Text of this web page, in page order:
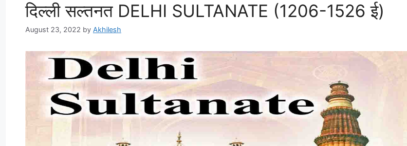
दिल्ली सल्तनत DELHI SULTANATE (1206-1526 ई)
August 23, 2022 by Akhilesh